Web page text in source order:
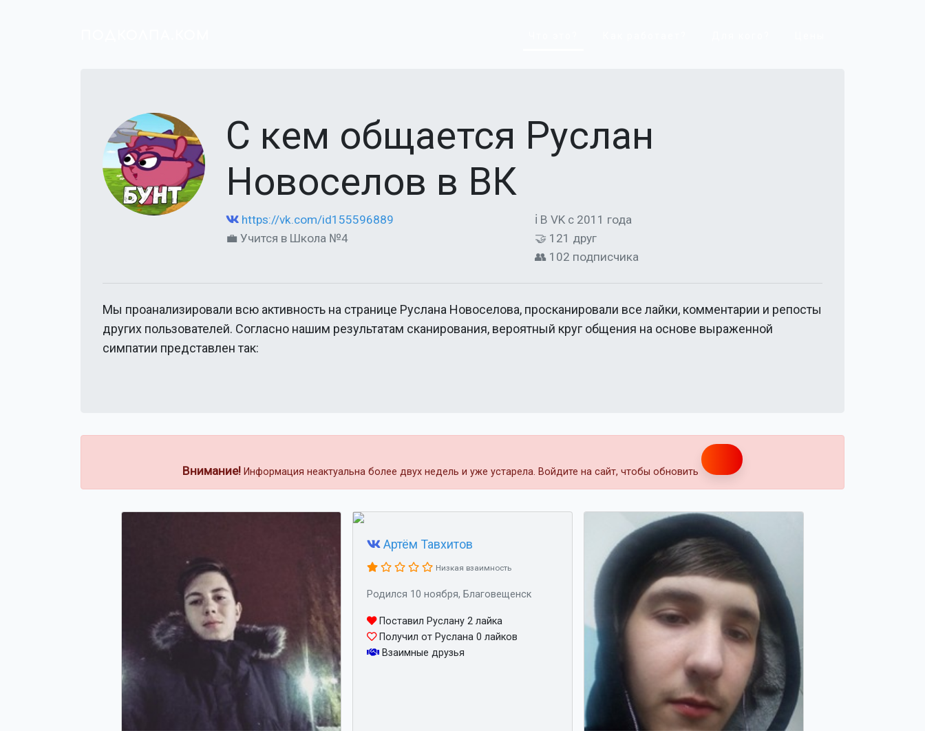
С кем общается Руслан
Новоселов в ВК
https://vk.com/id155596889
💼 Учится в Школа №4
ℹ В VK с 2011 года
🤝 121 друг
👥 102 подписчика
Мы проанализировали всю активность на странице Руслана Новоселова, просканировали все лайки, комментарии и репосты
других пользователей. Согласно нашим результатам сканирования, вероятный круг общения на основе выраженной
симпатии представлен так:
Внимание! Информация неактуальна более двух недель и уже устарела. Войдите на сайт, чтобы обновить
Артём Тавхитов
Низкая взаимность
Родился 10 ноября, Благовещенск
Поставил Руслану 2 лайка
Получил от Руслана 0 лайков
Взаимные друзья